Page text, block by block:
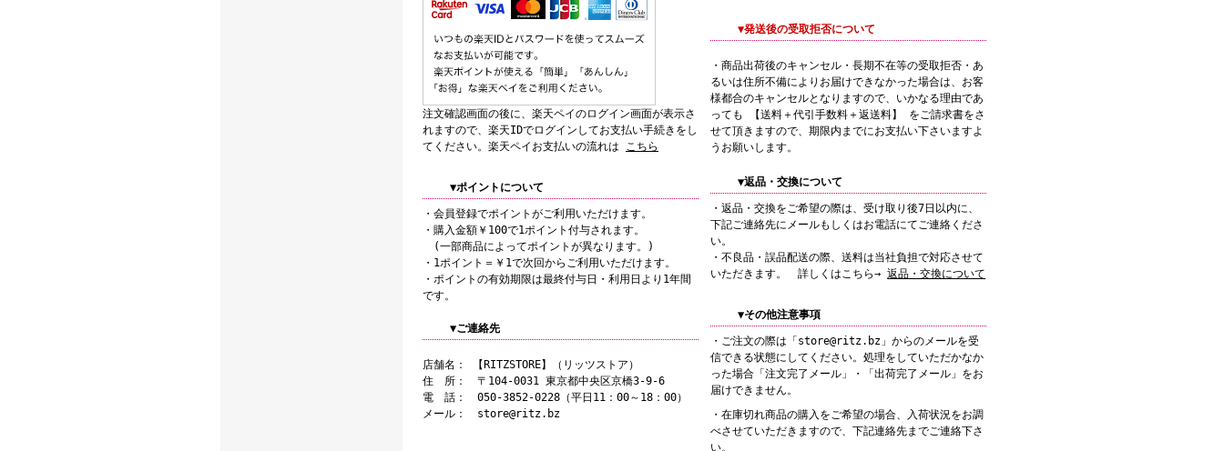
注文確認画面の後に、楽天ペイのログイン画面が表示さ
れますので、楽天IDでログインしてお支払い手続きをし
てください。楽天ペイお支払いの流れは こちら
▼ポイントについて
・会員登録でポイントがご利用いただけます。
・購入金額￥100で1ポイント付与されます。
(一部商品によってポイントが異なります。)
・1ポイント＝￥1で次回からご利用いただけます。
・ポイントの有効期限は最終付与日・利用日より1年間
です。
▼ご連絡先
店舗名： 【RITZSTORE】（リッツストア）
住 所： 〒104-0031 東京都中央区京橋3-9-6
電 話： 050-3852-0228（平日11：00～18：00）
メール： store@ritz.bz
▼発送後の受取拒否について
・商品出荷後のキャンセル・長期不在等の受取拒否・あ
るいは住所不備によりお届けできなかった場合は、お客
様都合のキャンセルとなりますので、いかなる理由であ
っても 【送料＋代引手数料＋返送料】 をご請求書をさ
せて頂きますので、期限内までにお支払い下さいますよ
うお願いします。
▼返品・交換について
・返品・交換をご希望の際は、受け取り後7日以内に、
下記ご連絡先にメールもしくはお電話にてご連絡くださ
い。
・不良品・誤品配送の際、送料は当社負担で対応させて
いただきます。 詳しくはこちら→返品・交換について
▼その他注意事項
・ご注文の際は「store@ritz.bz」からのメールを受
信できる状態にしてください。処理をしていただかなか
った場合「注文完了メール」・「出荷完了メール」をお
届けできません。
・在庫切れ商品の購入をご希望の場合、入荷状況をお調
べさせていただきますので、下記連絡先までご連絡下さ
い。